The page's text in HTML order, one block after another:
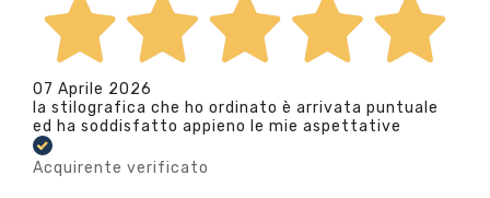
07 Aprile 2026
la stilografica che ho ordinato è arrivata puntuale
ed ha soddisfatto appieno le mie aspettative
Acquirente verificato